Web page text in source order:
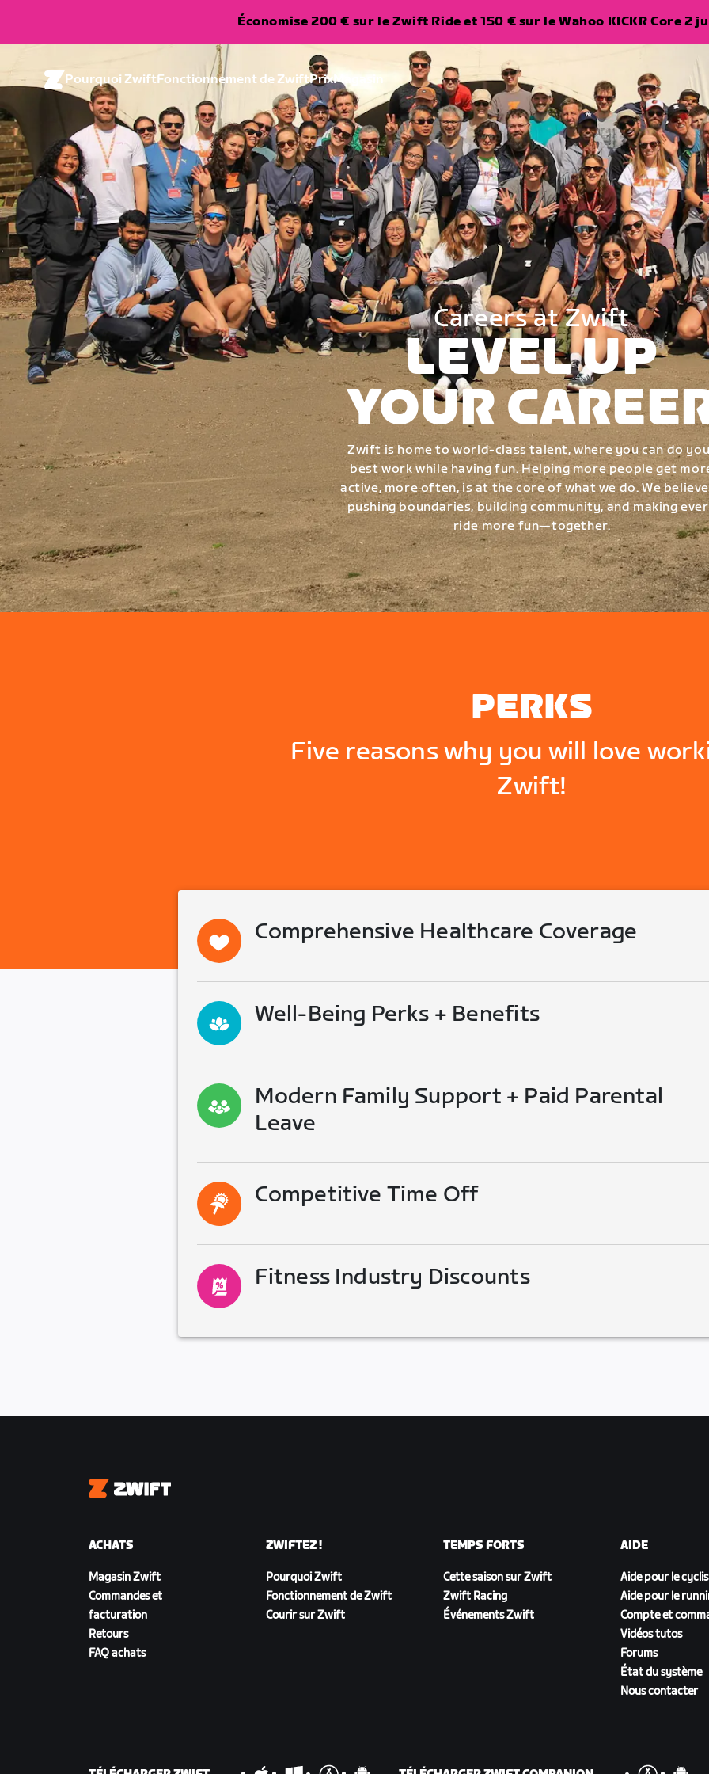
Économise 200 € sur le Zwift Ride et 150 € sur le Wahoo KICKR Core 2
Pourquoi ZwiftFonctionnement de ZwiftPrixMagasin
Careers at Zwift
LEVEL UP
YOUR
Zwift is home to world-class talent, where you can do
best work while having fun. Helping more people get
active, more often, is at the core of what we do. We
pushing boundaries, building community, and making
ride more fun—together.
PERKS
Five reasons why you will love
Zwift!
Comprehensive Healthcare Coverage
Well-Being Perks + Benefits
Modern Family Support + Paid Parental
Leave
Competitive Time Off
Fitness Industry Discounts
Zwift
ACHATS
Magasin Zwift
Commandes et
facturation
Retours
FAQ achats
ZWIFTEZ !
Pourquoi Zwift
Fonctionnement de Zwift
Courir sur Zwift
TEMPS FORTS
Cette saison sur Zwift
Zwift Racing
Événements Zwift
AIDE
Aide pour le
Aide pour le
Compte et
Vidéos tutos
Forums
État du système
Nous contacter